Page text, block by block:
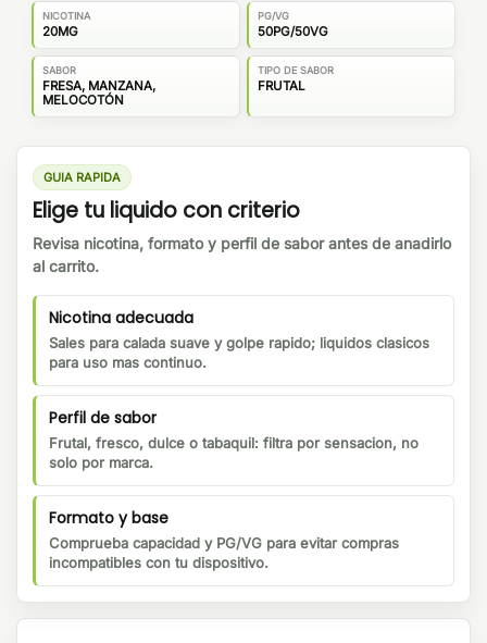
NICOTINA
20MG
PG/VG
50PG/50VG
SABOR
FRESA, MANZANA,
MELOCOTÓN
TIPO DE SABOR
FRUTAL
GUIA RAPIDA
Elige tu liquido con criterio
Revisa nicotina, formato y perfil de sabor antes de anadirlo
al carrito.
Nicotina adecuada
Sales para calada suave y golpe rapido; liquidos clasicos
para uso mas continuo.
Perfil de sabor
Frutal, fresco, dulce o tabaquil: filtra por sensacion, no
solo por marca.
Formato y base
Comprueba capacidad y PG/VG para evitar compras
incompatibles con tu dispositivo.